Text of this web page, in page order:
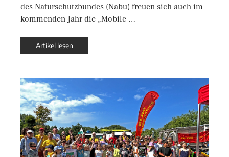
des Naturschutzbundes (Nabu) freuen sich auch im
kommenden Jahr die „Mobile …
Artikel lesen